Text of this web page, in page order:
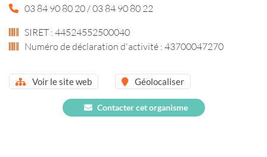
03 84 90 80 20 / 03 84 90 80 22
SIRET : 44524552500040
Numéro de déclaration d'activité : 43700047270
Voir le site web Géolocaliser
Contacter cet organisme